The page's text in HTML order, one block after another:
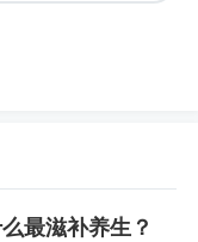
西瓜、火龙果、
最滋补养生？